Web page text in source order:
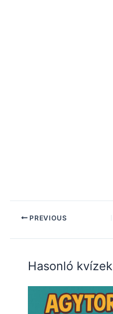
PREVIOUS
Hasonló kvízek